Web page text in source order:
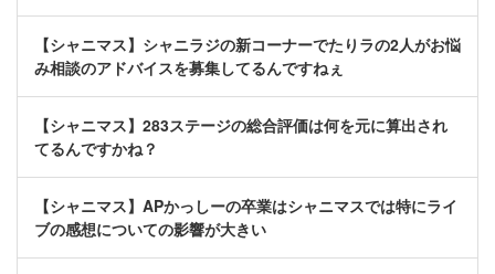
【シャニマス】シャニラジの新コーナーでたりラの2人がお悩
み相談のアドバイスを募集してるんですねぇ
【シャニマス】283ステージの総合評価は何を元に算出され
てるんですかね？
【シャニマス】APかっしーの卒業はシャニマスでは特にライ
ブの感想についての影響が大きい